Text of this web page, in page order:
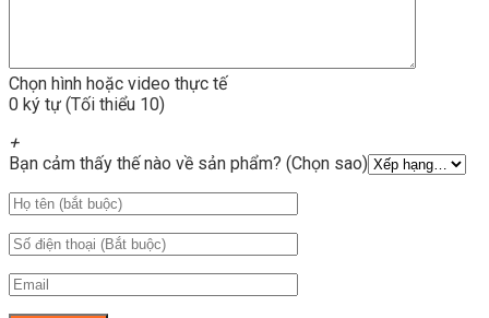
Chọn hình hoặc video thực tế
0 ký tự (Tối thiểu 10)
+
Bạn cảm thấy thế nào về sản phẩm? (Chọn sao)